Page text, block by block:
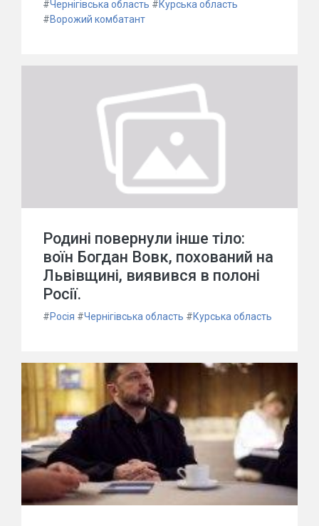
#Чернігівська область #Курська область
#Ворожий комбатант
Родині повернули інше тіло:
воїн Богдан Вовк, похований на
Львівщині, виявився в полоні
Росії.
#Росія #Чернігівська область #Курська область